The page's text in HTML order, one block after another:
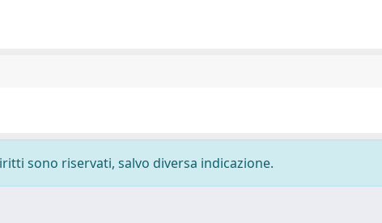
sono riservati, salvo diversa indicazione.